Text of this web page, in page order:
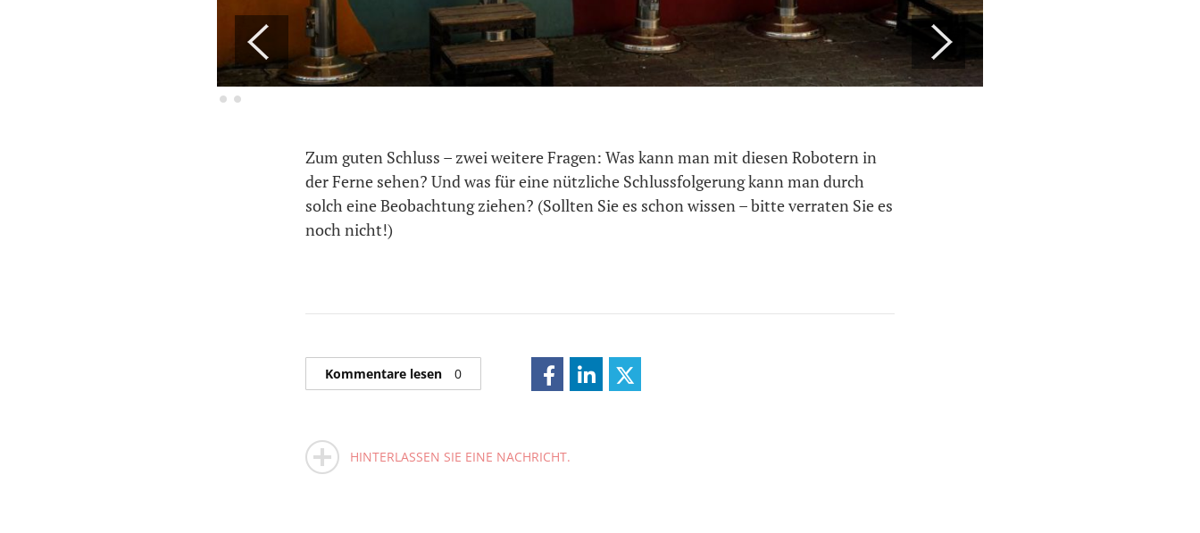
Zum guten Schluss – zwei weitere Fragen: Was kann man mit diesen Robotern in
der Ferne sehen? Und was für eine nützliche Schlussfolgerung kann man durch
solch eine Beobachtung ziehen? (Sollten Sie es schon wissen – bitte verraten Sie es
noch nicht!)
Kommentare lesen 0
HINTERLASSEN SIE EINE NACHRICHT.